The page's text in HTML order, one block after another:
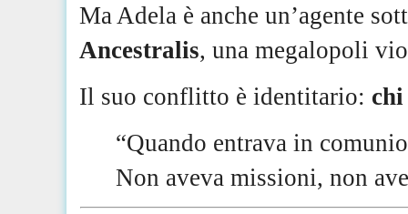
Ma Adela è anche un’agente
Ancestralis, una megalopoli
Il suo conflitto è identitario:
“Quando entrava in
Non aveva missioni, non